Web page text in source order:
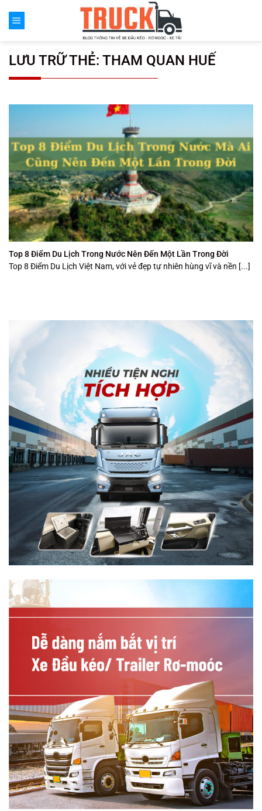
đến
LƯU TRỮ THẺ: THAM QUAN HUẾ
Top 8 Điểm Du Lịch Trong Nước Nên Đến Một Lần Trong Đời
Top 8 Điểm Du Lịch Việt Nam, với vẻ đẹp tự nhiên hùng vĩ và nền [...]